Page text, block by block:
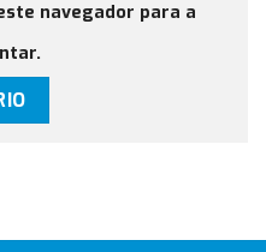
navegador para a